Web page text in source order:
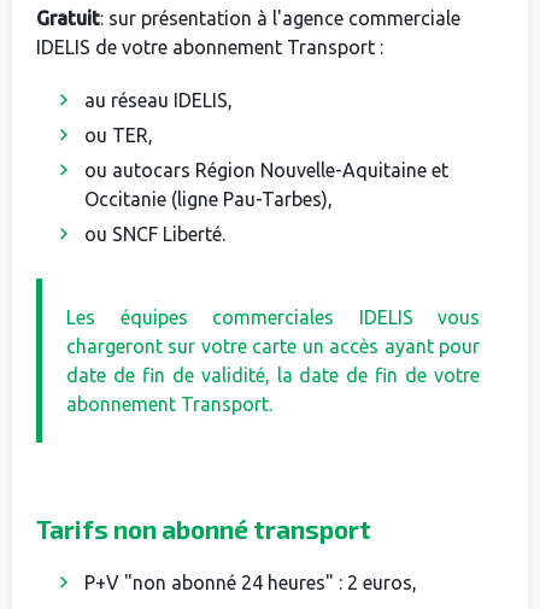
Gratuit: sur présentation à l'agence commerciale
IDELIS de votre abonnement Transport :
au réseau IDELIS,
ou TER,
ou autocars Région Nouvelle-Aquitaine et
Occitanie (ligne Pau-Tarbes),
ou SNCF Liberté.
Les équipes commerciales IDELIS vous
chargeront sur votre carte un accès ayant pour
date de fin de validité, la date de fin de votre
abonnement Transport.
Tarifs non abonné transport
P+V "non abonné 24 heures" : 2 euros,